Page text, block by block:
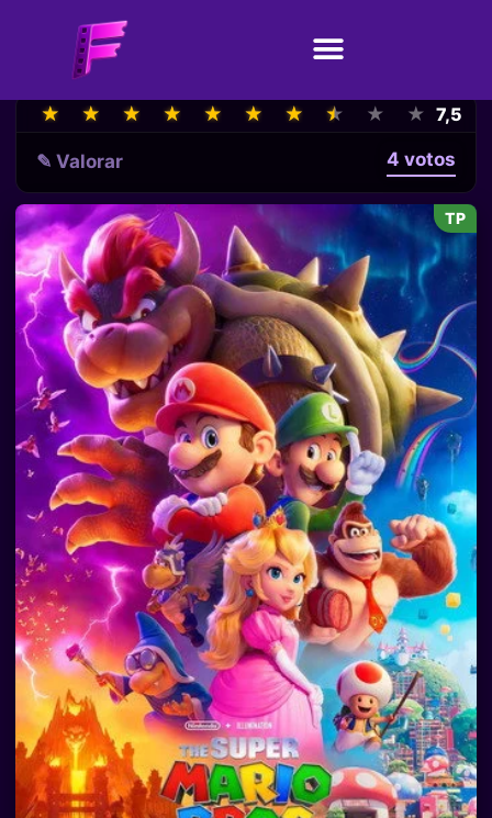
★
★ ★
★ ★
★ ★
★ ★
★ ★
★ ★
★ ★
★ ★
★ ★
★ 7,5
✎ Valorar 4 votos
TP